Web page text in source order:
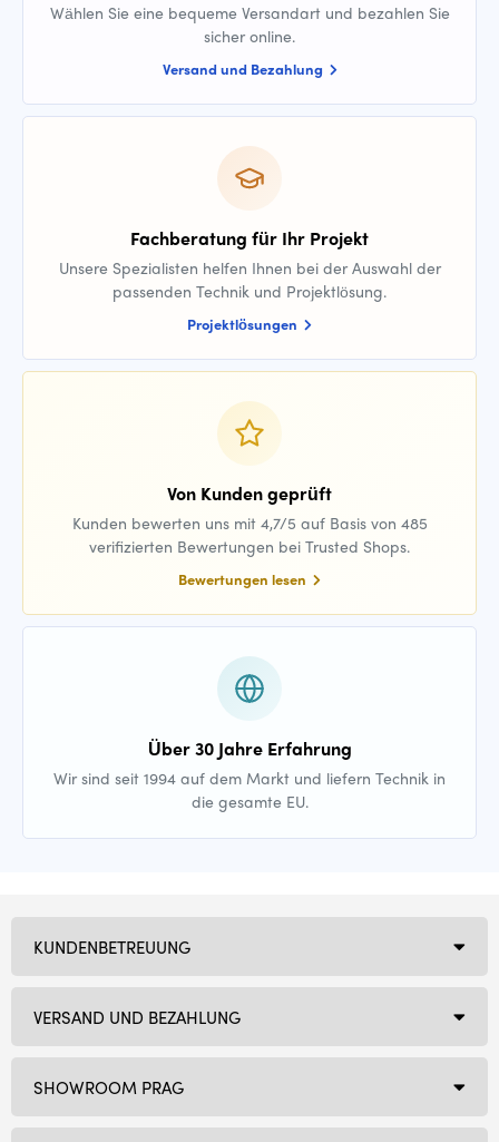
Wählen Sie eine bequeme Versandart und bezahlen Sie
sicher online.
Versand und Bezahlung
Fachberatung für Ihr Projekt
Unsere Spezialisten helfen Ihnen bei der Auswahl der
passenden Technik und Projektlösung.
Projektlösungen
Von Kunden geprüft
Kunden bewerten uns mit 4,7/5 auf Basis von 485
verifizierten Bewertungen bei Trusted Shops.
Bewertungen lesen
Über 30 Jahre Erfahrung
Wir sind seit 1994 auf dem Markt und liefern Technik in
die gesamte EU.
SHOWROOM PRAG
KUNDENBETREUUNG
VERSAND UND BEZAHLUNG